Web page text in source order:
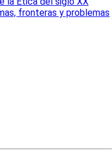
fronteras y problemas